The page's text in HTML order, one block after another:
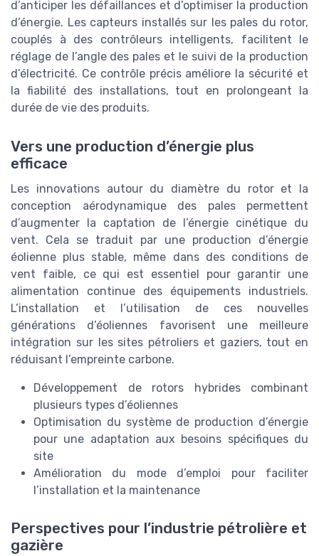
d’anticiper les défaillances et d’optimiser la production
d’énergie. Les capteurs installés sur les pales du rotor,
couplés à des contrôleurs intelligents, facilitent le
réglage de l’angle des pales et le suivi de la production
d’électricité. Ce contrôle précis améliore la sécurité et
la fiabilité des installations, tout en prolongeant la
durée de vie des produits.
Vers une production d’énergie plus
efficace
Les innovations autour du diamètre du rotor et la
conception aérodynamique des pales permettent
d’augmenter la captation de l’énergie cinétique du
vent. Cela se traduit par une production d’énergie
éolienne plus stable, même dans des conditions de
vent faible, ce qui est essentiel pour garantir une
alimentation continue des équipements industriels.
L’installation et l’utilisation de ces nouvelles
générations d’éoliennes favorisent une meilleure
intégration sur les sites pétroliers et gaziers, tout en
réduisant l’empreinte carbone.
Développement de rotors hybrides combinant
plusieurs types d’éoliennes
Optimisation du système de production d’énergie
pour une adaptation aux besoins spécifiques du
site
Amélioration du mode d’emploi pour faciliter
l’installation et la maintenance
Perspectives pour l’industrie pétrolière et
gazière